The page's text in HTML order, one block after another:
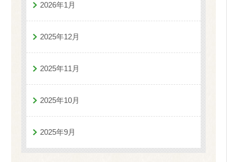
2026年1月
2025年12月
2025年11月
2025年10月
2025年9月